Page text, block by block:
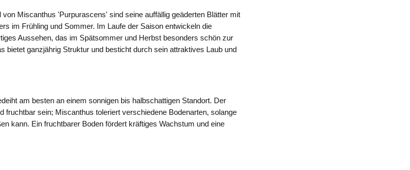
Miscanthus 'Purpurascens' sind seine auffällig geäderten Blätter mit
im Frühling und Sommer. Im Laufe der Saison entwickeln die
Aussehen, das im Spätsommer und Herbst besonders schön zur
bietet ganzjährig Struktur und besticht durch sein attraktives Laub und
am besten an einem sonnigen bis halbschattigen Standort. Der
fruchtbar sein; Miscanthus toleriert verschiedene Bodenarten, solange
kann. Ein fruchtbarer Boden fördert kräftiges Wachstum und eine